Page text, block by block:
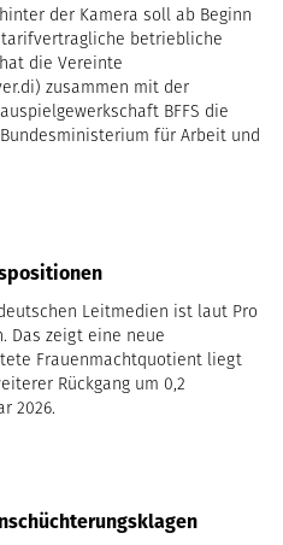
der Kamera soll ab Beginn
betriebliche
die Vereinte
zusammen mit der
BFFS die
für Arbeit und
Leitmedien ist laut Pro
Das zeigt eine neue
Frauenmachtquotient liegt
Rückgang um 0,2
2026.